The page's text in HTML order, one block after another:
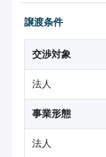
譲渡条件
交渉対象
法人
事業形態
法人